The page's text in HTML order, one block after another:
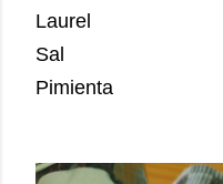
Laurel
Sal
Pimienta